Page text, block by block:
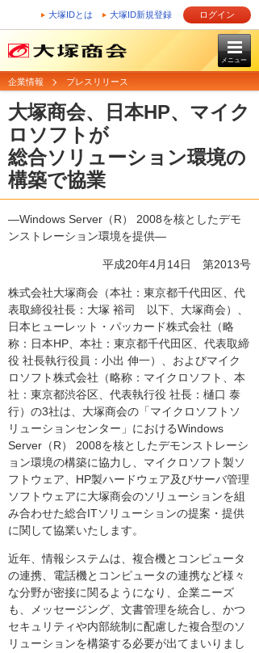
大塚IDとは 大塚ID新規登録 ログイン
メニュー
企業情報 プレスリリース
大塚商会、日本HP、マイク
ロソフトが
総合ソリューション環境の
構築で協業
―Windows Server（R） 2008を核としたデモ
ンストレーション環境を提供―
平成20年4月14日 第2013号
株式会社大塚商会（本社：東京都千代田区、代
表取締役社長：大塚 裕司 以下、大塚商会）、
日本ヒューレット・パッカード株式会社（略
称：日本HP、本社：東京都千代田区、代表取締
役 社長執行役員：小出 伸一）、およびマイク
ロソフト株式会社（略称：マイクロソフト、本
社：東京都渋谷区、代表執行役 社長：樋口 泰
行）の3社は、大塚商会の「マイクロソフトソ
リューションセンター」におけるWindows
Server（R） 2008を核としたデモンストレーシ
ョン環境の構築に協力し、マイクロソフト製ソ
フトウェア、HP製ハードウェア及びサーバ管理
ソフトウェアに大塚商会のソリューションを組
み合わせた総合ITソリューションの提案・提供
に関して協業いたします。
近年、情報システムは、複合機とコンピュータ
の連携、電話機とコンピュータの連携など様々
な分野が密接に関るようになり、企業ニーズ
も、メッセージング、文書管理を統合し、かつ
セキュリティや内部統制に配慮した複合型のソ
リューションを構築する必要が出てまいりまし